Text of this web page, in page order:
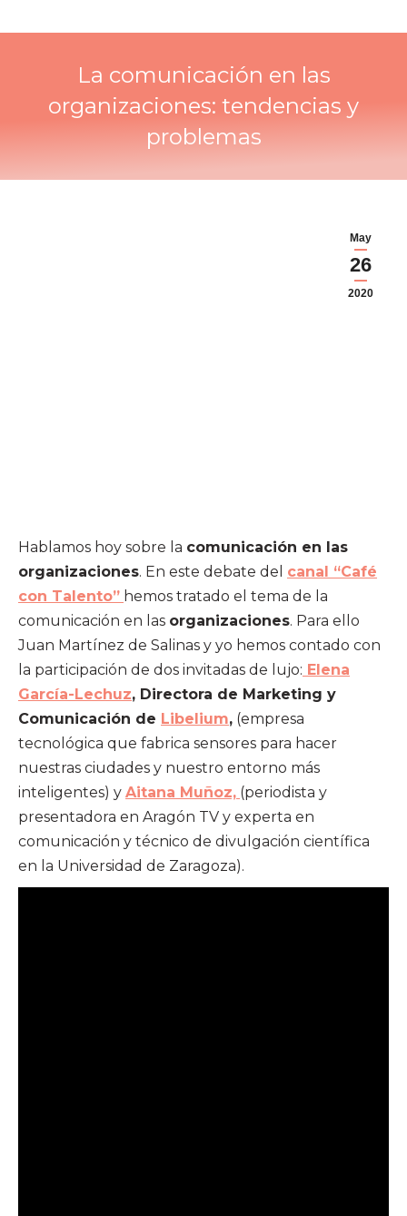
La comunicación en las
organizaciones: tendencias y
problemas
May
26
2020
Hablamos hoy sobre la comunicación en las
organizaciones. En este debate del canal “Café
con Talento” hemos tratado el tema de la
comunicación en las organizaciones. Para ello
Juan Martínez de Salinas y yo hemos contado con
la participación de dos invitadas de lujo: Elena
García-Lechuz, Directora de Marketing y
Comunicación de Libelium, (empresa
tecnológica que fabrica sensores para hacer
nuestras ciudades y nuestro entorno más
inteligentes) y Aitana Muñoz, (periodista y
presentadora en Aragón TV y experta en
comunicación y técnico de divulgación científica
en la Universidad de Zaragoza).